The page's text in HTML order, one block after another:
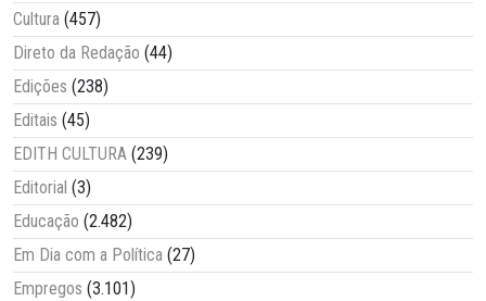
Cultura (457)
Direto da Redação (44)
Edições (238)
Editais (45)
EDITH CULTURA (239)
Editorial (3)
Educação (2.482)
Em Dia com a Política (27)
Empregos (3.101)